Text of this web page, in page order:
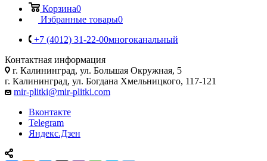
Корзина0
Избранные товары0
+7 (4012) 31-22-00многоканальный
Контактная информация
г. Калининград, ул. Большая Окружная, 5
г. Калининград, ул. Богдана Хмельницкого, 117-121
mir-plitki@mir-plitki.com
Вконтакте
Telegram
Яндекс.Дзен